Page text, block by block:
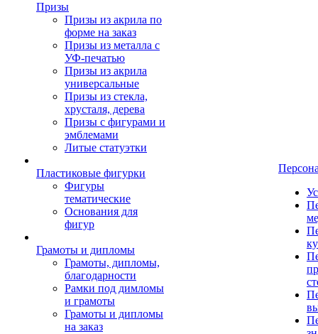
Призы
Призы из акрила по
форме на заказ
Призы из металла с
УФ-печатью
Призы из акрила
универсальные
Призы из стекла,
хрусталя, дерева
Призы с фигурами и
эмблемами
Литые статуэтки
Пластиковые фигурки
Фигуры
тематические
Основания для
фигур
Грамоты и дипломы
Грамоты, дипломы,
благодарности
Рамки под димломы
и грамоты
Грамоты и дипломы
на заказ